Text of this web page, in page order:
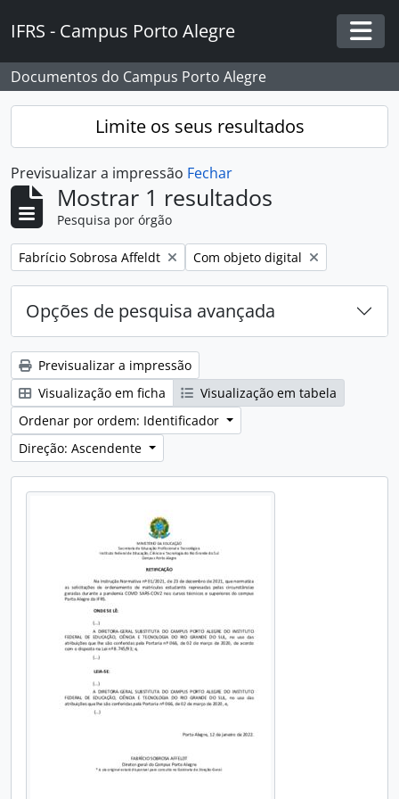
IFRS - Campus Porto Alegre
Documentos do Campus Porto Alegre
Limite os seus resultados
Previsualizar a impressão Fechar
Mostrar 1 resultados
Pesquisa por órgão
Remover filtro:
Fabrício Sobrosa Affeldt Remover filtro:
Com objeto digital
Opções de pesquisa avançada
Previsualizar a impressão
Visualização em ficha
Visualização em tabela
Ordenar por ordem: Identificador
Direção: Ascendente